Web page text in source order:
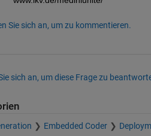
Sie sich an, um zu kommentieren.
sich an, um diese Frage zu
Embedded Coder